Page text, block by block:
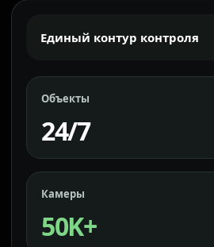
Единый контур контроля
Объекты
24/7
Камеры
50K+